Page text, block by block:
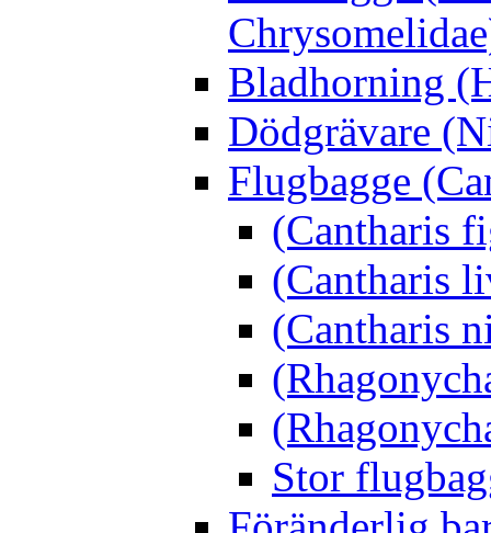
Bladhorning
Dödgrävare
Flugbagge
(Cantharis
(Cantharis
(Cantharis
Stor